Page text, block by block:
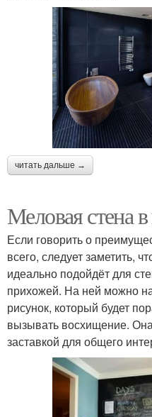
читать дальше →
Меловая стена
Если говорить о
всего, следует заметить,
идеально подойдёт для
прихожей. На ней можно
рисунок, который будет
вызывать восхищение.
заставкой для общего